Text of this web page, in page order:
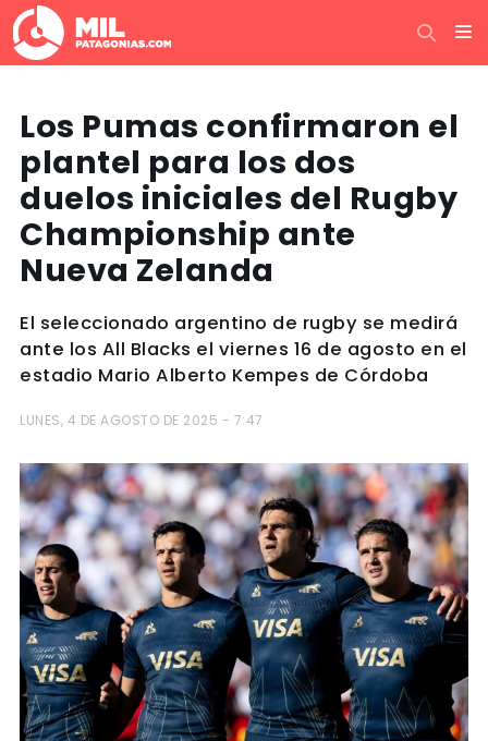
Los Pumas confirmaron el
plantel para los dos
duelos iniciales del Rugby
Championship ante
Nueva Zelanda
El seleccionado argentino de rugby se medirá
ante los All Blacks el viernes 16 de agosto en el
estadio Mario Alberto Kempes de Córdoba
LUNES, 4 DE AGOSTO DE 2025 - 7:47